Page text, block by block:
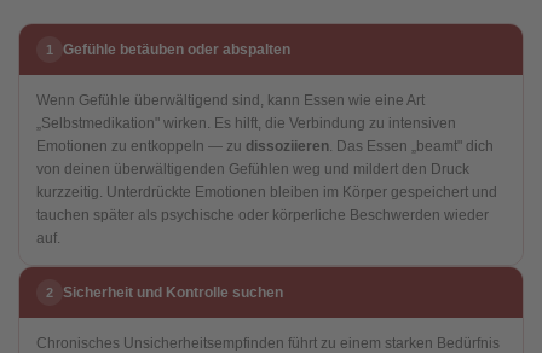
1 Gefühle betäuben oder abspalten
Wenn Gefühle überwältigend sind, kann Essen wie eine Art
„Selbstmedikation" wirken. Es hilft, die Verbindung zu intensiven
Emotionen zu entkoppeln — zu dissoziieren. Das Essen „beamt" dich
von deinen überwältigenden Gefühlen weg und mildert den Druck
kurzzeitig. Unterdrückte Emotionen bleiben im Körper gespeichert und
tauchen später als psychische oder körperliche Beschwerden wieder
auf.
2 Sicherheit und Kontrolle suchen
Chronisches Unsicherheitsempfinden führt zu einem starken Bedürfnis